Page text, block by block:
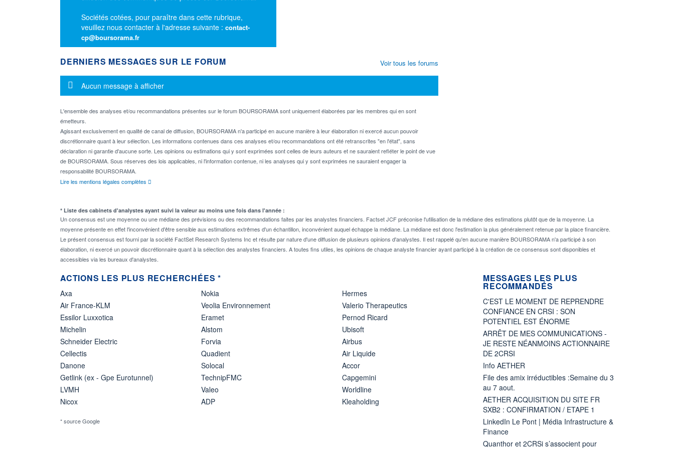
Sociétés cotées, pour paraître dans cette rubrique,
veuillez nous contacter à l'adresse suivante : contact-
cp@boursorama.fr
DERNIERS MESSAGES SUR LE FORUM
Message d'information
Aucun message à afficher
L'ensemble des analyses et/ou recommandations présentes sur le forum BOURSORAMA sont uniquement élaborées par les membres qui en sont
émetteurs.
Agissant exclusivement en qualité de canal de diffusion, BOURSORAMA n'a participé en aucune manière à leur élaboration ni exercé aucun pouvoir
discrétionnaire quant à leur sélection. Les informations contenues dans ces analyses et/ou recommandations ont été retranscrites "en l'état", sans
déclaration ni garantie d'aucune sorte. Les opinions ou estimations qui y sont exprimées sont celles de leurs auteurs et ne sauraient refléter le point de vue
de BOURSORAMA. Sous réserves des lois applicables, ni l'information contenue, ni les analyses qui y sont exprimées ne sauraient engager la
responsabilité BOURSORAMA.
Lire les mentions légales complètes
Voir tous les forums
* Liste des cabinets d'analystes ayant suivi la valeur au moins une fois dans l'année :
Un consensus est une moyenne ou une médiane des prévisions ou des recommandations faites par les analystes financiers. Factset JCF préconise l'utilisation de la médiane des estimations plutôt que de la moyenne. La
moyenne présente en effet l'inconvénient d'être sensible aux estimations extrêmes d'un échantillon, inconvénient auquel échappe la médiane. La médiane est donc l'estimation la plus généralement retenue par la place financière.
Le présent consensus est fourni par la société FactSet Research Systems Inc et résulte par nature d'une diffusion de plusieurs opinions d'analystes. Il est rappelé qu'en aucune manière BOURSORAMA n'a participé à son
élaboration, ni exercé un pouvoir discrétionnaire quant à la sélection des analystes financiers. A toutes fins utiles, les opinions de chaque analyste financier ayant participé à la création de ce consensus sont disponibles et
accessibles via les bureaux d'analystes.
ACTIONS LES PLUS RECHERCHÉES *
Axa
Air France-KLM
Essilor Luxxotica
Michelin
Schneider Electric
Cellectis
Danone
Getlink (ex - Gpe Eurotunnel)
LVMH
Nicox
Nokia
Veolia Environnement
Eramet
Alstom
Forvia
Quadient
Solocal
TechnipFMC
Valeo
ADP
Hermes
Valerio Therapeutics
Pernod Ricard
Ubisoft
Airbus
Air Liquide
Accor
Capgemini
Worldline
Kleaholding
* source Google
MESSAGES LES PLUS
RECOMMANDÉS
C'EST LE MOMENT DE REPRENDRE
CONFIANCE EN CRSI : SON
POTENTIEL EST ÉNORME
ARRÊT DE MES COMMUNICATIONS -
JE RESTE NÉANMOINS ACTIONNAIRE
DE 2CRSI
Info AETHER
File des amix irréductibles :Semaine du 3
au 7 aout.
AETHER ACQUISITION DU SITE FR
SXB2 : CONFIRMATION / ETAPE 1
LinkedIn Le Pont | Média Infrastructure &
Finance
Quanthor et 2CRSi s’associent pour